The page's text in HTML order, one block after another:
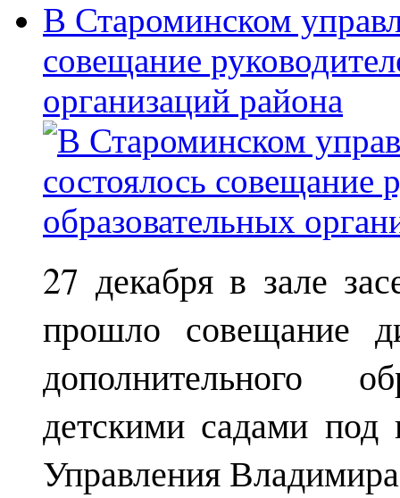
В Староминском
совещание
организаций района
27 декабря в зале
прошло совещание
дополнительного
детскими садами под
Управления